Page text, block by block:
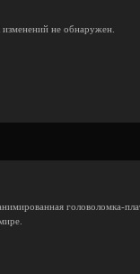
изменений не обнаружен.
головоломка-